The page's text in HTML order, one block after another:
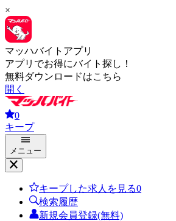
×
マッハバイトアプリ
アプリでお得にバイト探し！
無料ダウンロードはこちら
開く
0
キープ
メニュー
キープした求人を見る0
検索履歴
新規会員登録(無料)